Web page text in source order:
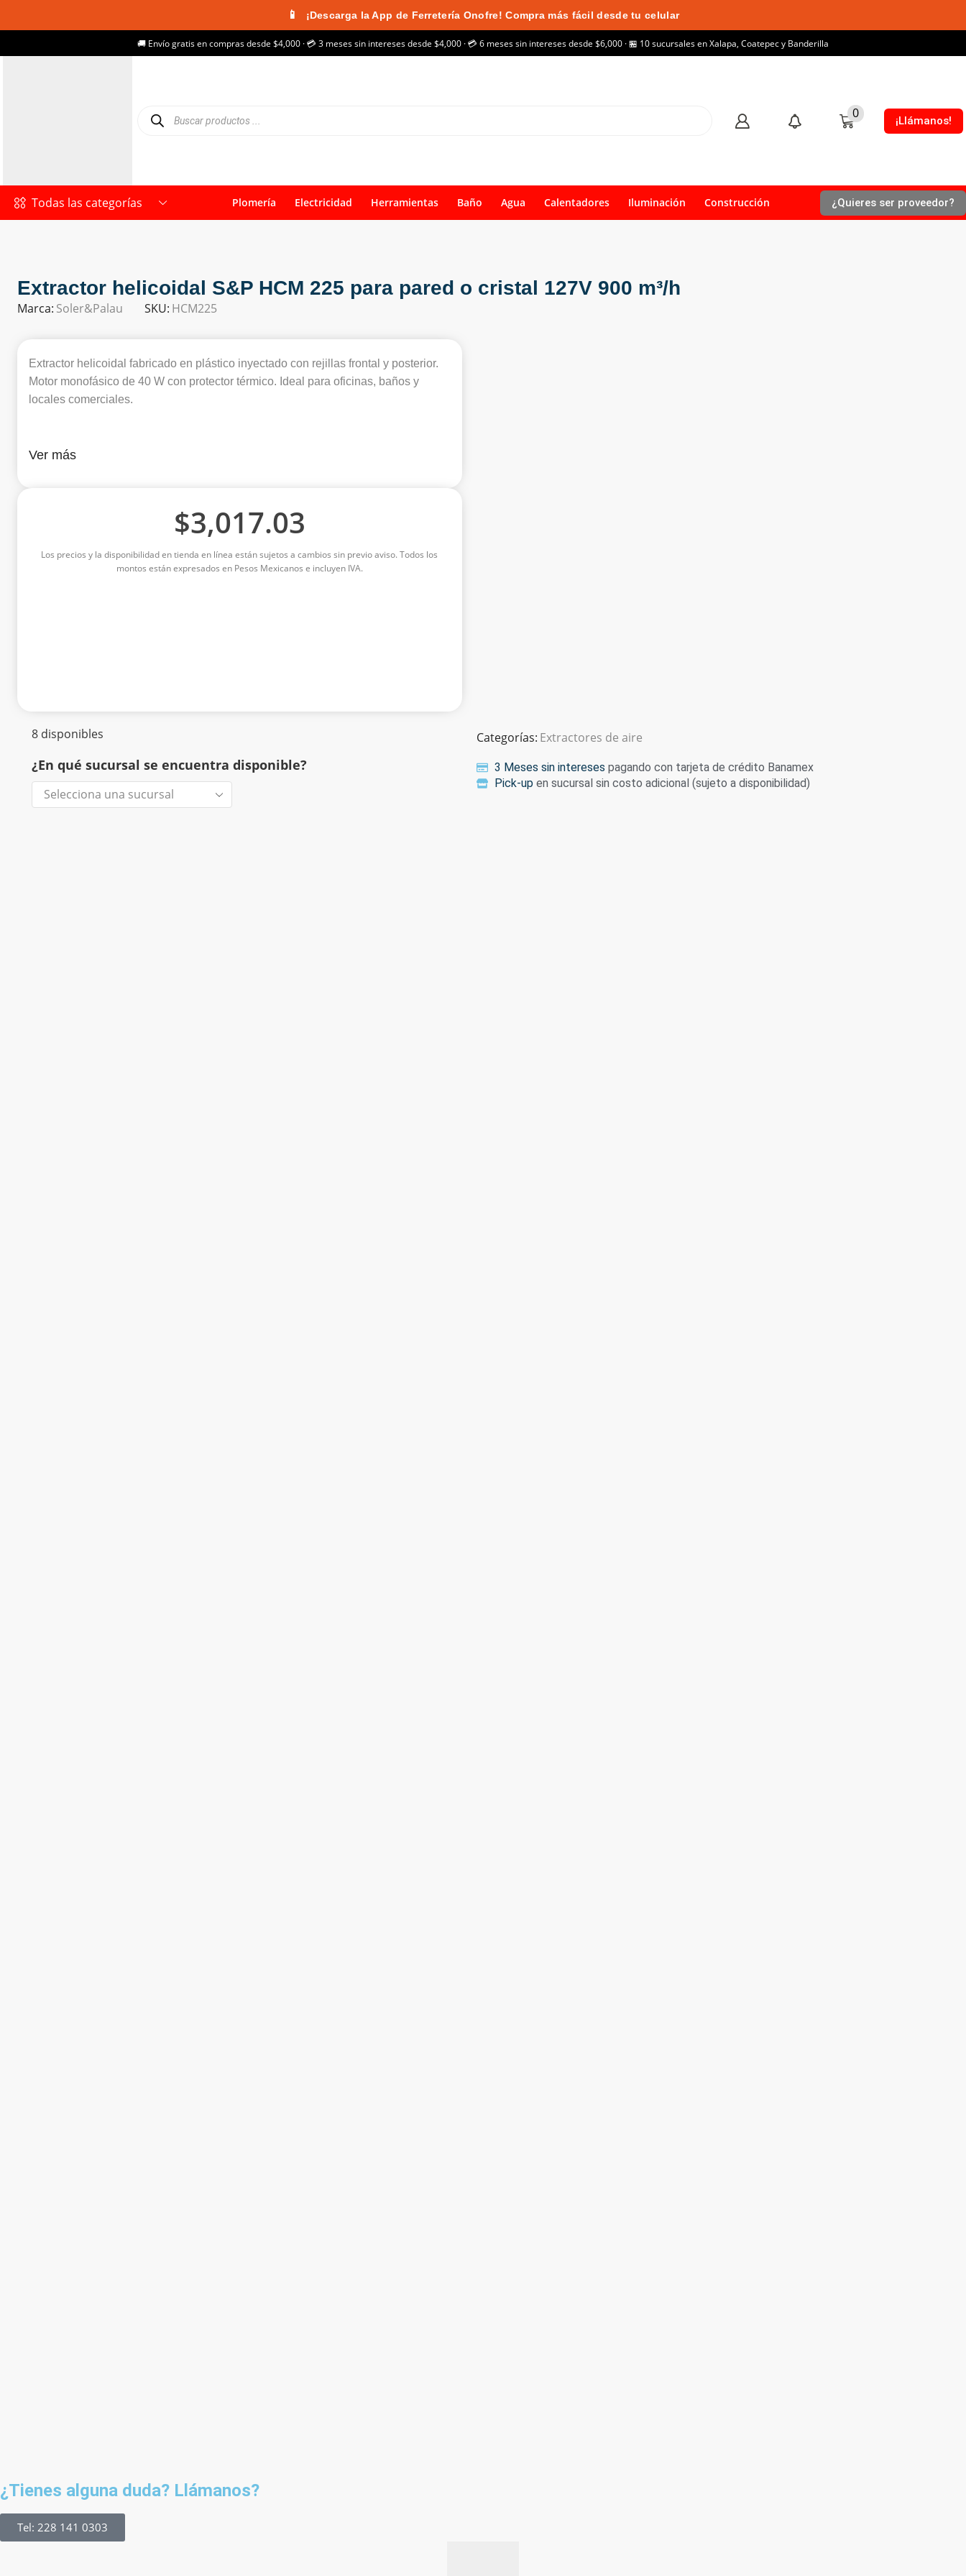
📱 ¡Descarga la App de Ferretería Onofre! Compra más fácil desde tu celular
🚚 Envío gratis en compras desde $4,000 · 💳 3 meses sin intereses desde $4,000 · 💳 6 meses sin intereses desde $6,000 · 🏪 10 sucursales en Xalapa, Coatepec y Banderilla
0 ¡Llámanos!
Todas las categorías Plomería Electricidad Herramientas Baño Agua Calentadores Iluminación Construcción ¿Quieres ser proveedor?
Extractor helicoidal S&P HCM 225 para pared o cristal 127V 900 m³/h
Marca: Soler&Palau SKU: HCM225
Extractor helicoidal fabricado en plástico inyectado con rejillas frontal y posterior.
Motor monofásico de 40 W con protector térmico. Ideal para oficinas, baños y
locales comerciales.
Ver más
$3,017.03
Los precios y la disponibilidad en tienda en línea están sujetos a cambios sin previo aviso. Todos los
montos están expresados en Pesos Mexicanos e incluyen IVA.
8 disponibles
¿En qué sucursal se encuentra disponible?
Categorías: Extractores de aire
3 Meses sin intereses pagando con tarjeta de crédito Banamex
Pick-upen sucursal sin costo adicional (sujeto a disponibilidad)
¿Tienes alguna duda? Llámanos?
Tel: 228 141 0303